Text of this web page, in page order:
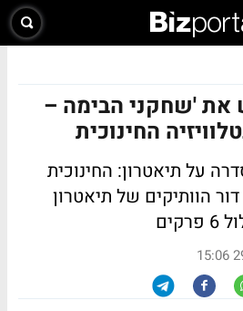
את 'שחקני הבימה –
החינוכית
1 יש סדרה על תיאטרון: החינוכית
הוותיקים של תיאטרון